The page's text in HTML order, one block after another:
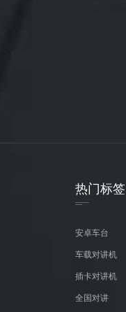
热门标签
安卓车台
车载对讲机
插卡对讲机
全国对讲